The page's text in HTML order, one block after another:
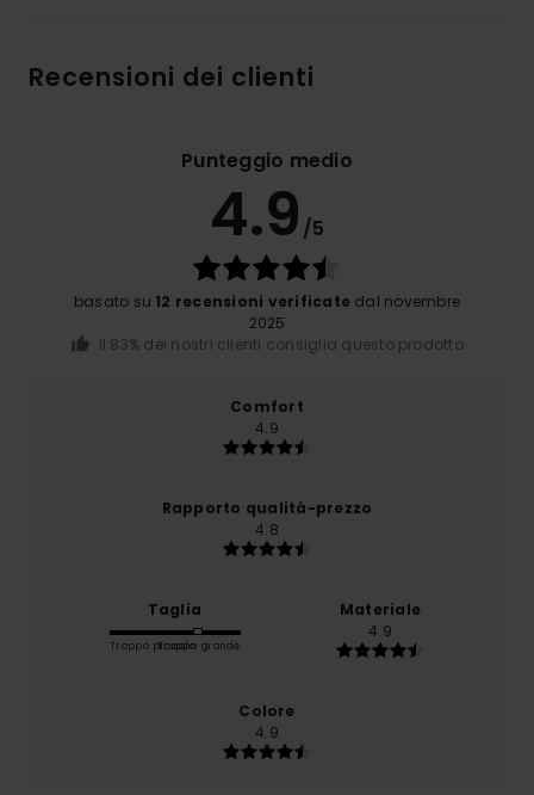
Recensioni dei clienti
Punteggio medio
4.9 /5
basato su 12 recensioni verificate dal novembre
2025
Il 83% dei nostri clienti consiglia questo prodotto
Comfort
4.9
Rapporto qualità-prezzo
4.8
Taglia
Troppo piccoloTroppo grande
Materiale
4.9
Colore
4.9